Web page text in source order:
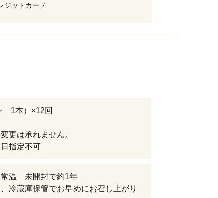
ジットカード
1本）×12回
更は承れません。
指定不可
常温 未開封で約1年
冷蔵庫保管でお早めにお召し上がり